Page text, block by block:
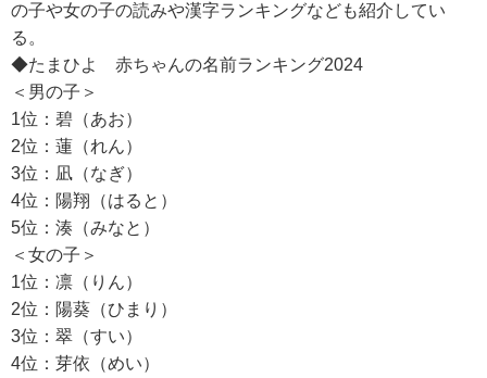
の子や女の子の読みや漢字ランキングなども紹介してい
る。
◆たまひよ 赤ちゃんの名前ランキング2024
＜男の子＞
1位：碧（あお）
2位：蓮（れん）
3位：凪（なぎ）
4位：陽翔（はると）
5位：湊（みなと）
＜女の子＞
1位：凛（りん）
2位：陽葵（ひまり）
3位：翠（すい）
4位：芽依（めい）